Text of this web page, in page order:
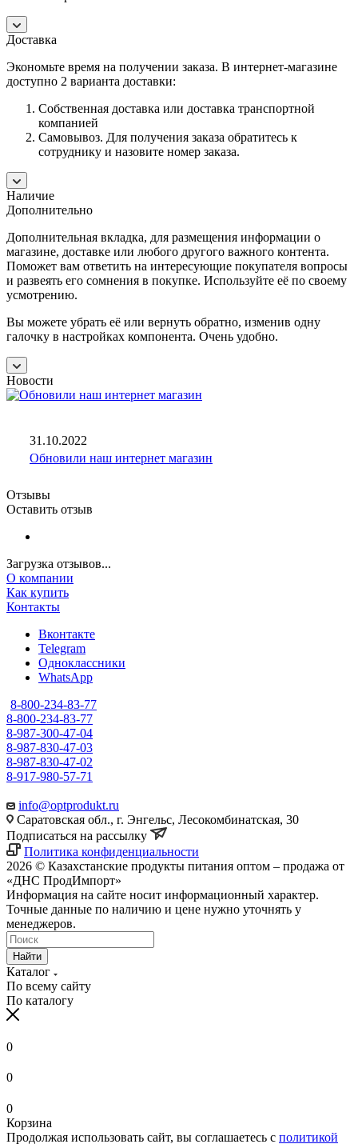
Доставка
Экономьте время на получении заказа. В интернет-магазине
доступно 2 варианта доставки:
Собственная доставка или доставка транспортной
компанией
Самовывоз. Для получения заказа обратитесь к
сотруднику и назовите номер заказа.
Наличие
Дополнительно
Дополнительная вкладка, для размещения информации о
магазине, доставке или любого другого важного контента.
Поможет вам ответить на интересующие покупателя вопросы
и развеять его сомнения в покупке. Используйте её по своему
усмотрению.
Вы можете убрать её или вернуть обратно, изменив одну
галочку в настройках компонента. Очень удобно.
Новости
31.10.2022
Обновили наш интернет магазин
Отзывы
Оставить отзыв
Загрузка отзывов...
О компании
Как купить
Контакты
Вконтакте
Telegram
Одноклассники
WhatsApp
8-800-234-83-77
8-800-234-83-77
8-987-300-47-04
8-987-830-47-03
8-987-830-47-02
8-917-980-57-71
info@optprodukt.ru
Саратовская обл., г. Энгельс, Лесокомбинатская, 30
Подписаться на рассылку
Политика конфиденциальности
2026 © Казахстанские продукты питания оптом – продажа от
«ДНС ПродИмпорт»
Информация на сайте носит информационный характер.
Точные данные по наличию и цене нужно уточнять у
менеджеров.
Найти
Каталог
По всему сайту
По каталогу
0
0
0
Корзина
Продолжая использовать сайт, вы соглашаетесь с политикой